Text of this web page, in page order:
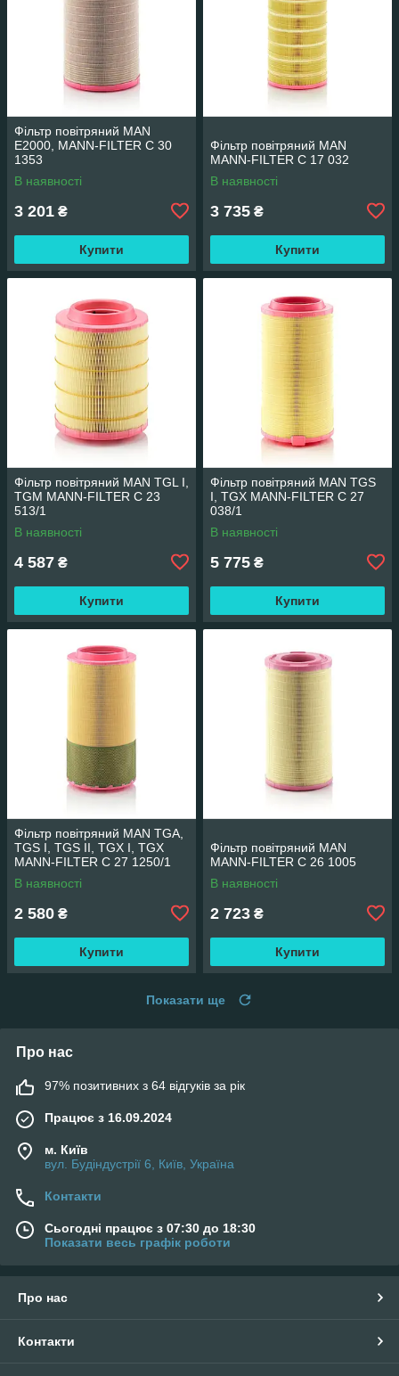
Фільтр повітряний MAN
E2000, MANN-FILTER C 30
1353
В наявності
3 201 ₴
Купити
Фільтр повітряний MAN
MANN-FILTER C 17 032
В наявності
3 735 ₴
Купити
Фільтр повітряний MAN TGL I,
TGM MANN-FILTER C 23
513/1
В наявності
4 587 ₴
Купити
Фільтр повітряний MAN TGS
I, TGX MANN-FILTER C 27
038/1
В наявності
5 775 ₴
Купити
Фільтр повітряний MAN TGA,
TGS I, TGS II, TGX I, TGX
MANN-FILTER C 27 1250/1
В наявності
2 580 ₴
Купити
Фільтр повітряний MAN
MANN-FILTER C 26 1005
В наявності
2 723 ₴
Купити
Показати ще
Про нас
97% позитивних з 64 відгуків за рік
Працює з 16.09.2024
м. Київ
вул. Будіндустрії 6, Київ, Україна
Контакти
Сьогодні працює з 07:30 до 18:30
Показати весь графік роботи
Про нас
Контакти